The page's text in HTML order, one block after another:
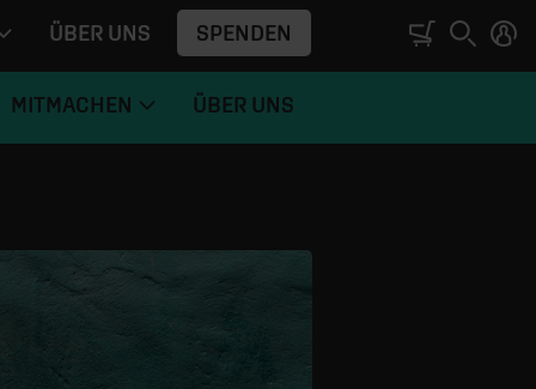
ÜBER UNS SPENDEN
MITMACHEN ÜBER UNS